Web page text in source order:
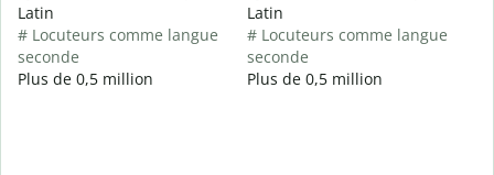
Latin
# Locuteurs comme langue
seconde
Plus de 0,5 million
Latin
# Locuteurs comme langue
seconde
Plus de 0,5 million